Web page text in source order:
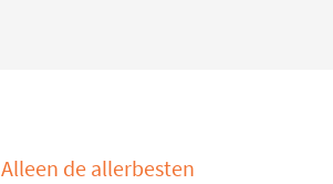
Alleen de allerbesten